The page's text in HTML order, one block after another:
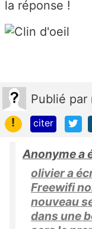
la réponse !
Publié par
!
citer
Anonyme a
olivier a
Freewifi
nouveau
dans une